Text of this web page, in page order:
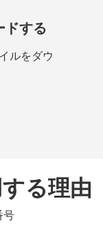
ドする
ルをダウ
る理由
号